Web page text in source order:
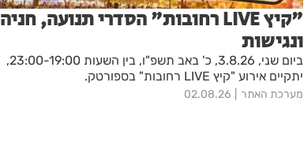
"קיץ LIVE רחובות" הסדרי תנועה, חניה
ונגישות
ביום שני, 3.8.26, כ' באב תשפ"ו, בין השעות 23:00-19:00,
יתקיים אירוע "קיץ LIVE רחובות" בספורטק.
מערכת האתר 02.08.26